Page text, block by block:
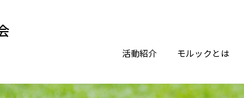
活動紹介 モルックとは